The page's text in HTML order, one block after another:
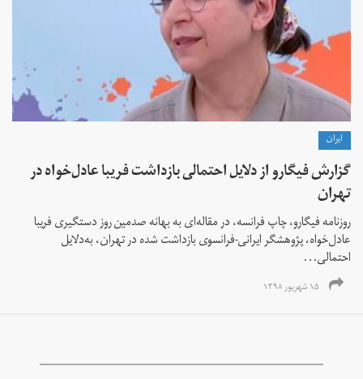
ايران
گزارش فیگارو از دلایل احتمالی بازداشت فریبا عادل‌خواه در
تهران
روزنامه فیگارو، چاپ فرانسه، در مقاله‌ای به بهانه صدمین روز دستگیری فریبا
عادل‌خواه، پژوهشگر ایرانی-فرانسوی بازداشت شده در تهران، به‌دلایل
احتمالی...
۱۵ شهریور ۱۳۹۸